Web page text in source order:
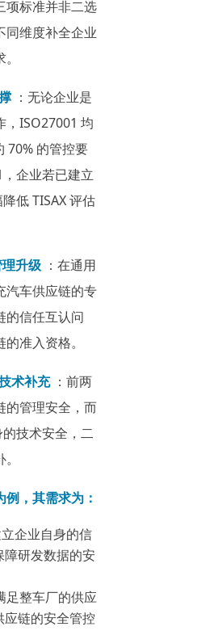
项标准并非二选
同维度补全企业
：无论企业是
，ISO27001 均
70% 的管控要
企业若已建立
低 TISAX 评估
升级 ：在通用
汽车供应链的专
的信任互认问
准入资格。
术补充：前两
的管理安全，而
技术安全，二
，其需求为：
企业自身的信
研发数据的安
足整车厂的供应
链的安全管控